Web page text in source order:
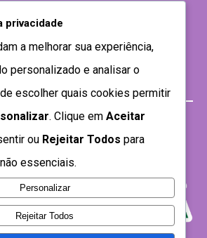
privacidade
a melhorar sua experiência,
personalizado e analisar o
escolher quais cookies permitir
. Clique em Aceitar
ou Rejeitar Todos para
essenciais.
Personalizar
Rejeitar Todos